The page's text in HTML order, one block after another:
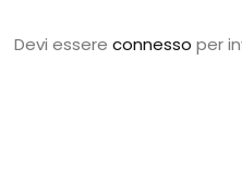
Devi essereconnesso per